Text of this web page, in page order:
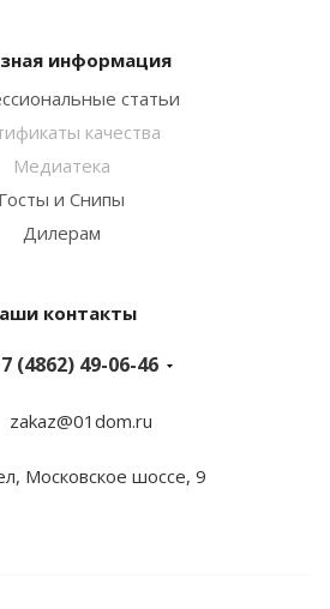
информация
статьи
качества
Медиатека
Госты и Снипы
Дилерам
контакты
(4862) 49-06-46
zakaz@01dom.ru
Московское шоссе, 9